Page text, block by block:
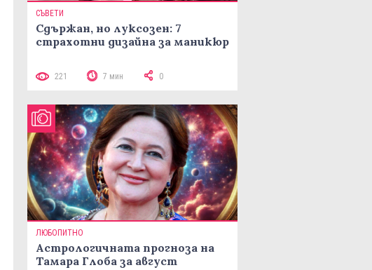
СЪВЕТИ
Сдържан, но луксозен: 7
страхотни дизайна за маникюр
221 7 мин 0
ЛЮБОПИТНО
Астрологичната прогноза на
Тамара Глоба за август